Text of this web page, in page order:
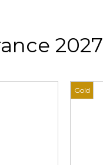
2027
Gold